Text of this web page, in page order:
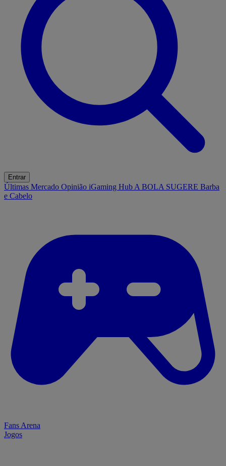
Entrar
Últimas Mercado Opinião iGaming Hub A BOLA SUGERE Barba
e Cabelo
Fans Arena
Jogos